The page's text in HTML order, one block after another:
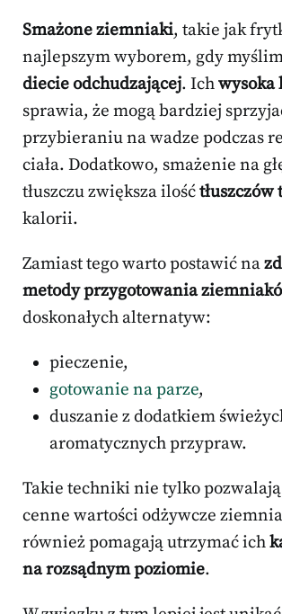
Smażone ziemniaki, takie jak
najlepszym wyborem, gdy
diecie odchudzającej. Ichwysoka
sprawia, że mogą bardziej
przybieraniu na wadze podczas
ciała. Dodatkowo, smażenie na
tłuszczu zwiększa ilośćtłuszczów
kalorii.
Zamiast tego warto postawić na
metody przygotowania
doskonałych alternatyw:
pieczenie,
gotowanie na parze,
duszanie z dodatkiem
aromatycznych przypraw.
Takie techniki nie tylko
cenne wartości odżywcze
również pomagają utrzymać ich
na rozsądnym poziomie.